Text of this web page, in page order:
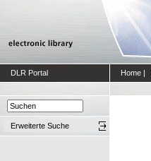
DLR Portal Home |
Erweiterte Suche